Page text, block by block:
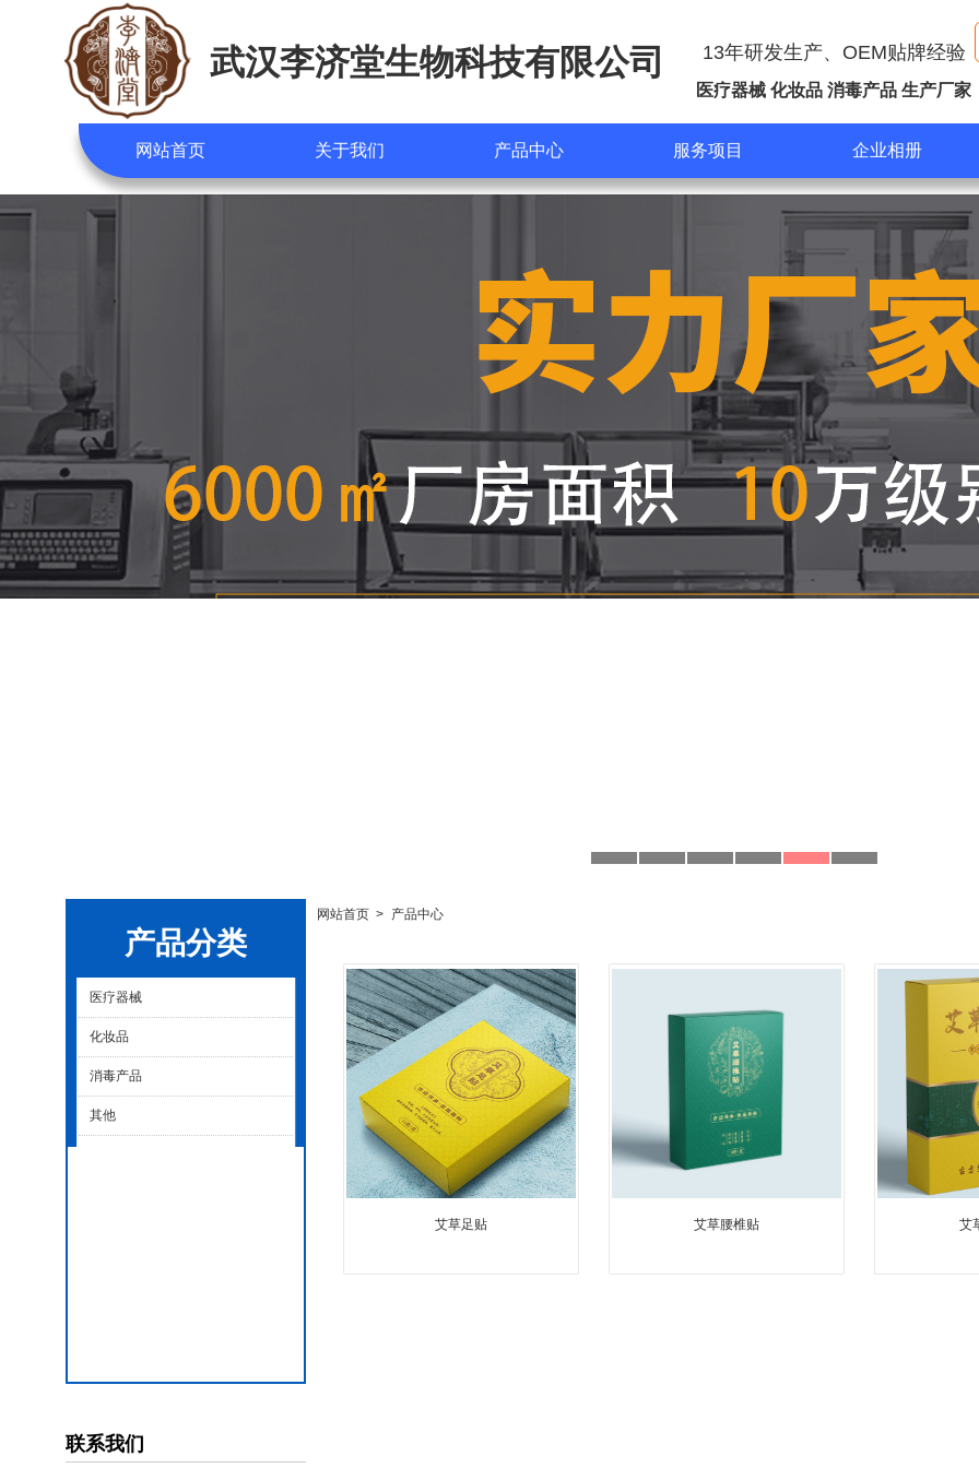
武汉李济堂生物科技有限公司 13年研发生产、OEM贴牌经验
医疗器械 化妆品 消毒产品 生产厂家
网站首页 关于我们 产品中心 服务项目 企业相册
产品分类
医疗器械
化妆品
消毒产品
其他
联系我们
网站首页 > 产品中心
艾草足贴 艾草腰椎贴 艾